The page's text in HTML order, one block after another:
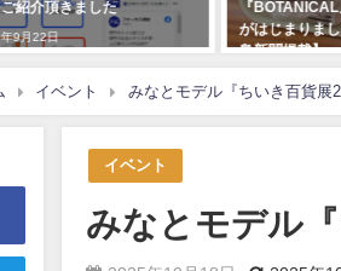
頂きました
日
『BOTANICAL』給
がはじまりました【
島新聞掲載】
イベント みなとモデル『ちいき百貨展
イベント
みなとモデル